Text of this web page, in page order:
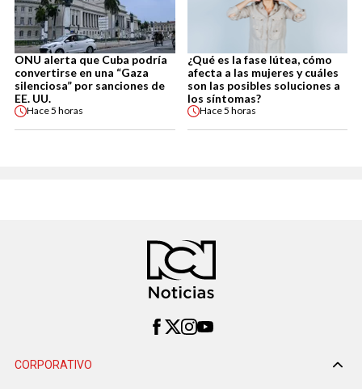
ONU alerta que Cuba podría
convertirse en una “Gaza
silenciosa” por sanciones de
EE. UU.
Hace5 horas
¿Qué es la fase lútea, cómo
afecta a las mujeres y cuáles
son las posibles soluciones a
los síntomas?
Hace5 horas
CORPORATIVO